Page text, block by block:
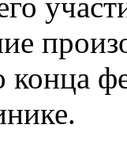
конца